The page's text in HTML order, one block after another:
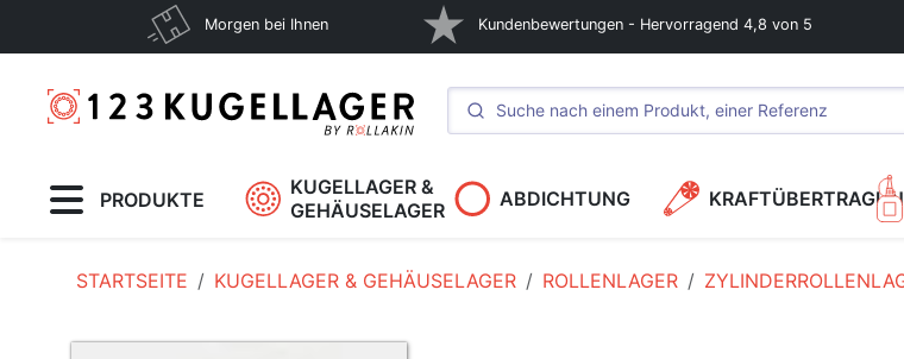
Morgen bei Ihnen Kundenbewertungen - Hervorragend 4,8 von 5
PRODUKTE
KUGELLAGER &
GEHÄUSELAGER
ABDICHTUNG
STARTSEITE KUGELLAGER & GEHÄUSELAGER ROLLENLAGER